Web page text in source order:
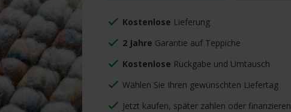
Kostenlose Lieferung
2 Jahre Garantie auf Teppiche
Kostenlose Rückgabe und Umtausch
Wählen Sie Ihren gewünschten Liefertag
Jetzt kaufen, später zahlen oder finanzieren